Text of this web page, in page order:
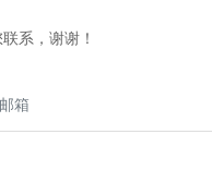
系，谢谢！